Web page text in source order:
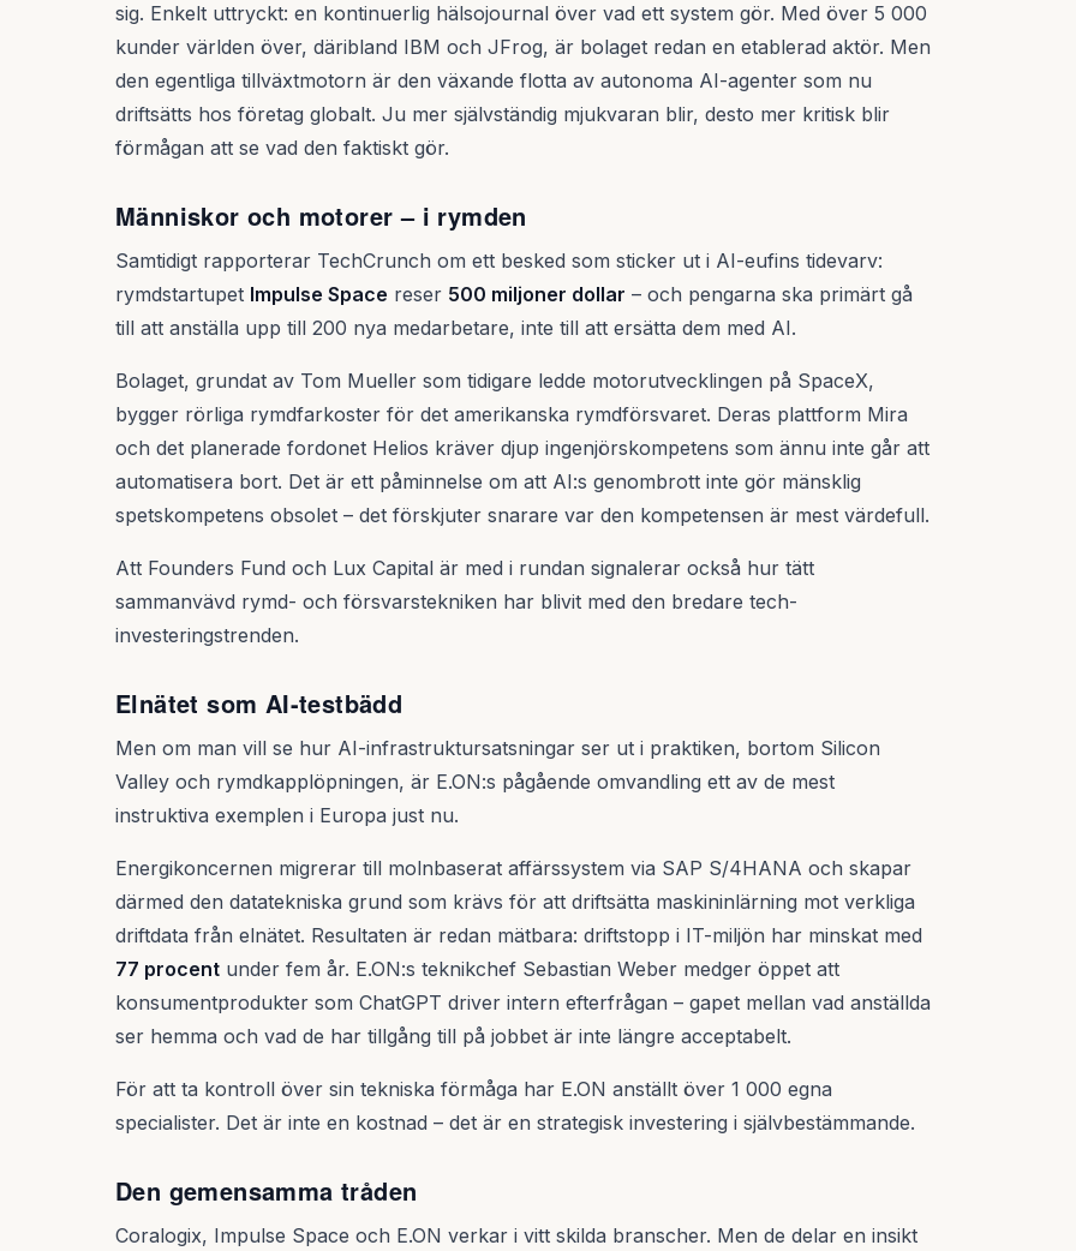
sig. Enkelt uttryckt: en kontinuerlig hälsojournal över vad ett system gör. Med över 5 000
kunder världen över, däribland IBM och JFrog, är bolaget redan en etablerad aktör. Men
den egentliga tillväxtmotorn är den växande flotta av autonoma AI-agenter som nu
driftsätts hos företag globalt. Ju mer självständig mjukvaran blir, desto mer kritisk blir
förmågan att se vad den faktiskt gör.
Människor och motorer – i rymden
Samtidigt rapporterar TechCrunch om ett besked som sticker ut i AI-eufins tidevarv:
rymdstartupet Impulse Space reser 500 miljoner dollar – och pengarna ska primärt gå
till att anställa upp till 200 nya medarbetare, inte till att ersätta dem med AI.
Bolaget, grundat av Tom Mueller som tidigare ledde motorutvecklingen på SpaceX,
bygger rörliga rymdfarkoster för det amerikanska rymdförsvaret. Deras plattform Mira
och det planerade fordonet Helios kräver djup ingenjörskompetens som ännu inte går att
automatisera bort. Det är ett påminnelse om att AI:s genombrott inte gör mänsklig
spetskompetens obsolet – det förskjuter snarare var den kompetensen är mest värdefull.
Att Founders Fund och Lux Capital är med i rundan signalerar också hur tätt
sammanvävd rymd- och försvarstekniken har blivit med den bredare tech-
investeringstrenden.
Elnätet som AI-testbädd
Men om man vill se hur AI-infrastruktursatsningar ser ut i praktiken, bortom Silicon
Valley och rymdkapplöpningen, är E.ON:s pågående omvandling ett av de mest
instruktiva exemplen i Europa just nu.
Energikoncernen migrerar till molnbaserat affärssystem via SAP S/4HANA och skapar
därmed den datatekniska grund som krävs för att driftsätta maskininlärning mot verkliga
driftdata från elnätet. Resultaten är redan mätbara: driftstopp i IT-miljön har minskat med
77 procent under fem år. E.ON:s teknikchef Sebastian Weber medger öppet att
konsumentprodukter som ChatGPT driver intern efterfrågan – gapet mellan vad anställda
ser hemma och vad de har tillgång till på jobbet är inte längre acceptabelt.
För att ta kontroll över sin tekniska förmåga har E.ON anställt över 1 000 egna
specialister. Det är inte en kostnad – det är en strategisk investering i självbestämmande.
Den gemensamma tråden
Coralogix, Impulse Space och E.ON verkar i vitt skilda branscher. Men de delar en insikt